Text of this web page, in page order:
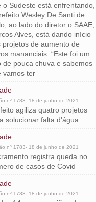
o Sudeste está enfrentando,
Wesley De Santi de
ao lado do diretor o SAAE,
Alves, está dando início
projetos de aumento de
mananciais. “Este foi um
de pouca chuva e sabemos
vamos ter
nº 1783- 18 de junho de 2021
agiliza quatro projetos
solucionar falta d'água
nº 1783- 18 de junho de 2021
registra queda no
de casos de Covid
nº 1783- 18 de junho de 2021